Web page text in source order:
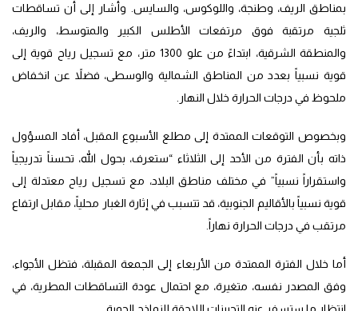
بمناطق الريف، وطنجة، واللوكوس، والسايس. وأشار إلى أن تساقطات
ثلجية مرتقبة فوق مرتفعات الأطلس الكبير والمتوسط، والريف،
والمنطقة الشرقية، ابتداءً من علو 1300 متر، مع تسجيل رياح قوية إلى
قوية نسبياً بعدد من المناطق الشمالية والوسطى، فضلاً عن انخفاض
ملحوظ في درجات الحرارة خلال النهار.
وبخصوص التوقعات الممتدة إلى مطلع الأسبوع المقبل، أفاد المسؤول
ذاته بأن الفترة من الأحد إلى الثلاثاء “ستعرف، بحول الله، تحسناً تدريجياً
واستقراراً نسبياً” في مختلف مناطق البلاد، مع تسجيل رياح معتدلة إلى
قوية نسبياً بالأقاليم الجنوبية، قد تتسبب في إثارة الغبار محلياً، مقابل ارتفاع
مرتقب في درجات الحرارة نهاراً.
أما خلال الفترة الممتدة من الأربعاء إلى الجمعة المقبلة، فتظل الأجواء،
وفق المصدر نفسه، متغيرة، مع احتمال عودة التساقطات المطرية، في